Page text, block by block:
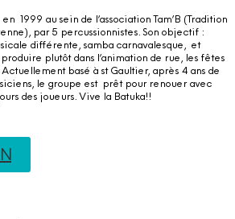
1999 au sein de l’association Tam’B (Tradition
par 5 percussionnistes. Son objectif :
différente, samba carnavalesque, et
plutôt dans l’animation de rue, les fêtes
basé à st Gaultier, après 4 ans de
le groupe est prêt pour renouer avec
des joueurs. Vive la Batuka!!